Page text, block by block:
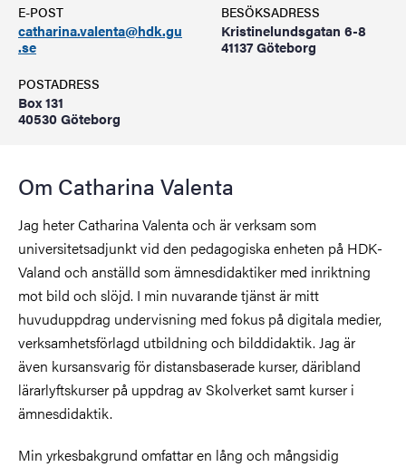
E-POST
catharina.valenta@hdk.gu
.se
BESÖKSADRESS
Kristinelundsgatan 6-8
41137 Göteborg
POSTADRESS
Box 131
40530 Göteborg
Om Catharina Valenta
Jag heter Catharina Valenta och är verksam som
universitetsadjunkt vid den pedagogiska enheten på HDK-
Valand och anställd som ämnesdidaktiker med inriktning
mot bild och slöjd. I min nuvarande tjänst är mitt
huvuduppdrag undervisning med fokus på digitala medier,
verksamhetsförlagd utbildning och bilddidaktik. Jag är
även kursansvarig för distansbaserade kurser, däribland
lärarlyftskurser på uppdrag av Skolverket samt kurser i
ämnesdidaktik.
Min yrkesbakgrund omfattar en lång och mångsidig